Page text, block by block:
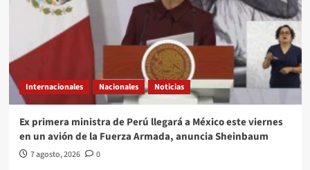
Internacionales Nacionales Noticias
Ex primera ministra de Perú llegará a México este viernes
en un avión de la Fuerza Armada, anuncia Sheinbaum
7 agosto, 2026 0